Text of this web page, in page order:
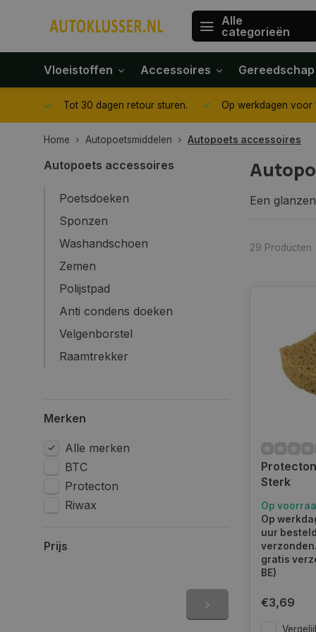
Alle
categorieën
Vloeistoffen Accessoires Gereedschap
Tot 30 dagen retour sturen. Op werkdagen voor
Home Autopoetsmiddelen Autopoets accessoires
Autopoets accessoires
Poetsdoeken
Sponzen
Washandschoen
Zemen
Polijstpad
Anti condens doeken
Velgenborstel
Raamtrekker
Merken
Alle merken
BTC
Protecton
Riwax
Prijs
Een
nette
Autopoets
autopoets
onnodige
De
maten te
zeer
Sponzen
De
kunt
combinatie
29 Producten
Sterk
Op
Op
uur
gratis
BE)
€3,69